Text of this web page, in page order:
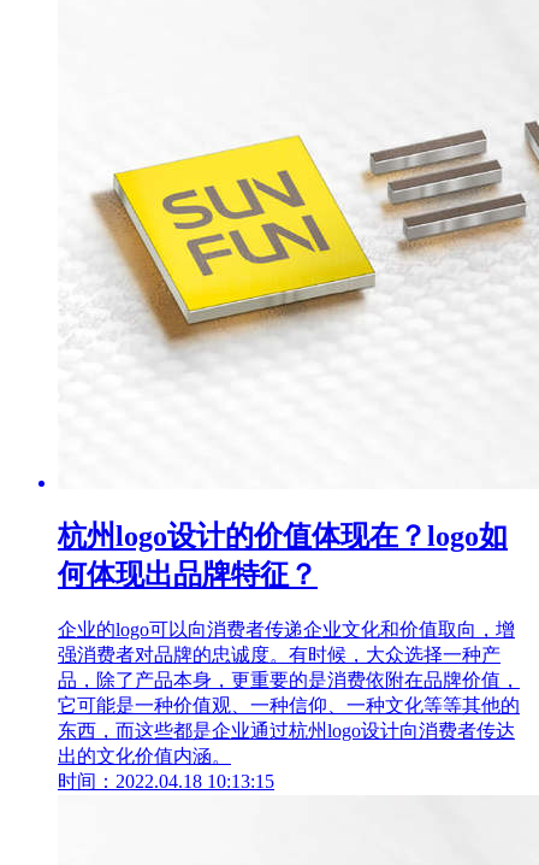
杭州logo设计的价值体现在？logo如
何体现出品牌特征？
企业的logo可以向消费者传递企业文化和价值取向，增
强消费者对品牌的忠诚度。有时候，大众选择一种产
品，除了产品本身，更重要的是消费依附在品牌价值，
它可能是一种价值观、一种信仰、一种文化等等其他的
东西，而这些都是企业通过杭州logo设计向消费者传达
出的文化价值内涵。
时间：2022.04.18 10:13:15